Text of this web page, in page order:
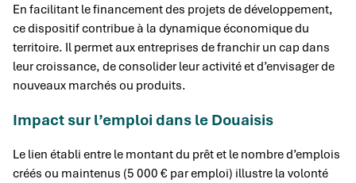
En facilitant le financement des projets de développement,
ce dispositif contribue à la dynamique économique du
territoire. Il permet aux entreprises de franchir un cap dans
leur croissance, de consolider leur activité et d’envisager de
nouveaux marchés ou produits.
Impact sur l’emploi dans le Douaisis
Le lien établi entre le montant du prêt et le nombre d’emplois
créés ou maintenus (5 000 € par emploi) illustre la volonté